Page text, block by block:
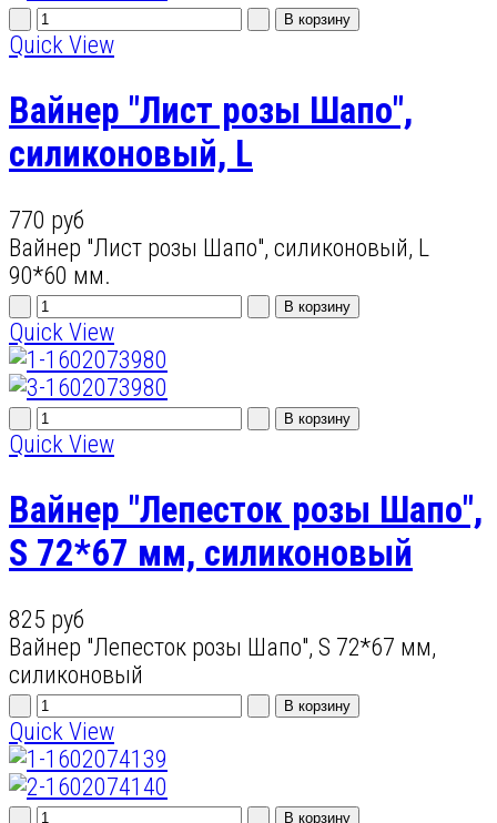
Quick View
Вайнер "Лист розы Шапо",
силиконовый, L
770 руб
Вайнер "Лист розы Шапо", силиконовый, L
90*60 мм.
Quick View
Quick View
Вайнер "Лепесток розы Шапо",
S 72*67 мм, силиконовый
825 руб
Вайнер "Лепесток розы Шапо", S 72*67 мм,
силиконовый
Quick View